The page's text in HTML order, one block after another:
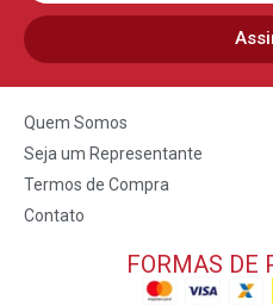
Quem Somos
Seja um Representante
Termos de Compra
Contato
FORMAS DE